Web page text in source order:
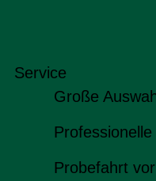
Service
Große
Probefahrt